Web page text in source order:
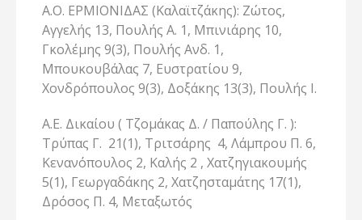
Α.Ο. ΕΡΜΙΟΝΙΔΑΣ (Καλαϊτζάκης): Ζώτος,
Αγγελής 13, Πουλής Α. 1, Μπινιάρης 10,
Γκολέμης 9(3), Πουλής Ανδ. 1,
Μπουκουβάλας 7, Ευστρατίου 9,
Χονδρόπουλος 9(3), Δοξάκης 13(3), Πουλής Ι.
Α.Ε. Δικαίου ( Τζομάκας Δ. / Παπούλης Γ. ):
Τρύπας Γ. 21(1), Τριτσάρης 4, Λάμπρου Π. 6,
Κενανόπουλος 2, Καλής 2 , Χατζηγιακουμής
5(1), Γεωργαδάκης 2, Χατζησταμάτης 17(1),
Δρόσος Π. 4, Μεταξωτός